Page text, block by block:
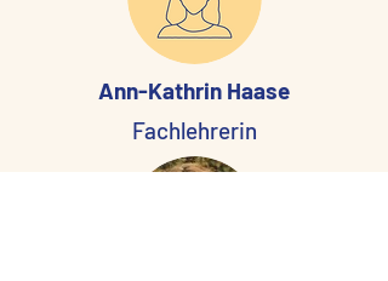
Ann-Kathrin Haase
Fachlehrerin